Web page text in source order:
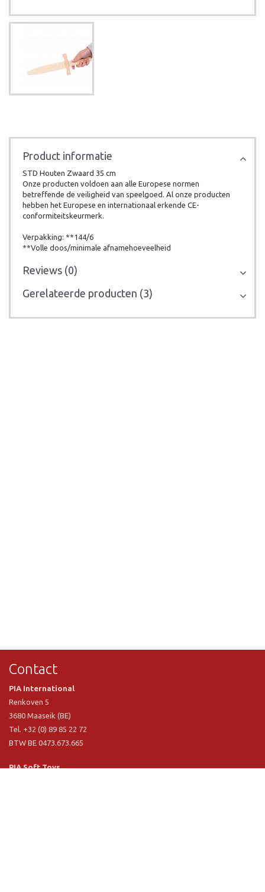
Product informatie
STD Houten Zwaard 35 cm
Onze producten voldoen aan alle Europese normen
betreffende de veiligheid van speelgoed. Al onze producten
hebben het Europese en internationaal erkende CE-
conformiteitskeurmerk.
Verpakking: **144/6
**Volle doos/minimale afnamehoeveelheid
Reviews (0)
Gerelateerde producten (3)
Contact
PIA International
Renkoven 5
3680 Maaseik (BE)
Tel. +32 (0) 89 85 22 72
BTW BE 0473.673.665
PIA Soft Toys